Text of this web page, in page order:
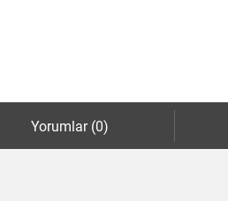
Yorumlar (0)